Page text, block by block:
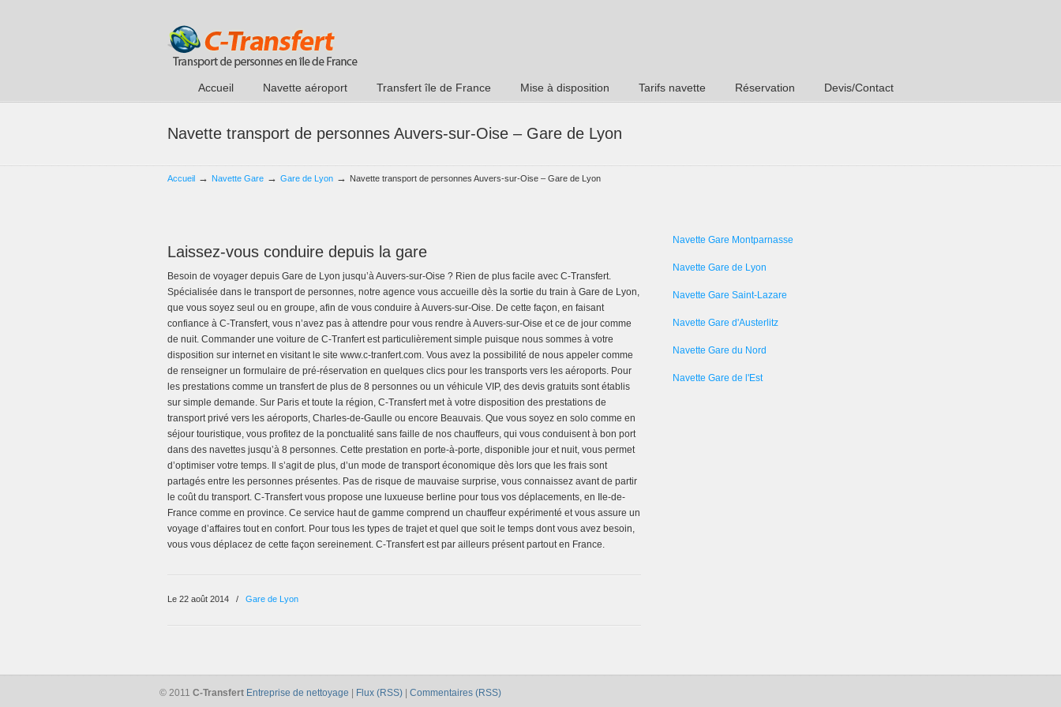
Accueil Navette aéroport Transfert île de France Mise à disposition Tarifs navette Réservation Devis/Contact
Navette transport de personnes Auvers-sur-Oise – Gare de Lyon
Accueil → Navette Gare → Gare de Lyon → Navette transport de personnes Auvers-sur-Oise – Gare de Lyon
Laissez-vous conduire depuis la gare
Besoin de voyager depuis Gare de Lyon jusqu’à Auvers-sur-Oise ? Rien de plus facile avec C-Transfert.
Spécialisée dans le transport de personnes, notre agence vous accueille dès la sortie du train à Gare de Lyon,
que vous soyez seul ou en groupe, afin de vous conduire à Auvers-sur-Oise. De cette façon, en faisant
confiance à C-Transfert, vous n’avez pas à attendre pour vous rendre à Auvers-sur-Oise et ce de jour comme
de nuit. Commander une voiture de C-Tranfert est particulièrement simple puisque nous sommes à votre
disposition sur internet en visitant le site www.c-tranfert.com. Vous avez la possibilité de nous appeler comme
de renseigner un formulaire de pré-réservation en quelques clics pour les transports vers les aéroports. Pour
les prestations comme un transfert de plus de 8 personnes ou un véhicule VIP, des devis gratuits sont établis
sur simple demande. Sur Paris et toute la région, C-Transfert met à votre disposition des prestations de
transport privé vers les aéroports, Charles-de-Gaulle ou encore Beauvais. Que vous soyez en solo comme en
séjour touristique, vous profitez de la ponctualité sans faille de nos chauffeurs, qui vous conduisent à bon port
dans des navettes jusqu’à 8 personnes. Cette prestation en porte-à-porte, disponible jour et nuit, vous permet
d’optimiser votre temps. Il s’agit de plus, d’un mode de transport économique dès lors que les frais sont
partagés entre les personnes présentes. Pas de risque de mauvaise surprise, vous connaissez avant de partir
le coût du transport. C-Transfert vous propose une luxueuse berline pour tous vos déplacements, en Ile-de-
France comme en province. Ce service haut de gamme comprend un chauffeur expérimenté et vous assure un
voyage d’affaires tout en confort. Pour tous les types de trajet et quel que soit le temps dont vous avez besoin,
vous vous déplacez de cette façon sereinement. C-Transfert est par ailleurs présent partout en France.
Le 22 août 2014 / Gare de Lyon
Navette Gare Montparnasse
Navette Gare de Lyon
Navette Gare Saint-Lazare
Navette Gare d'Austerlitz
Navette Gare du Nord
Navette Gare de l'Est
© 2011 C-Transfert Entreprise de nettoyage Flux (RSS) Commentaires (RSS)